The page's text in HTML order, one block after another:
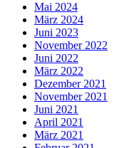
Mai 2024
März 2024
Juni 2023
November 2022
Juni 2022
März 2022
Dezember 2021
November 2021
Juni 2021
April 2021
März 2021